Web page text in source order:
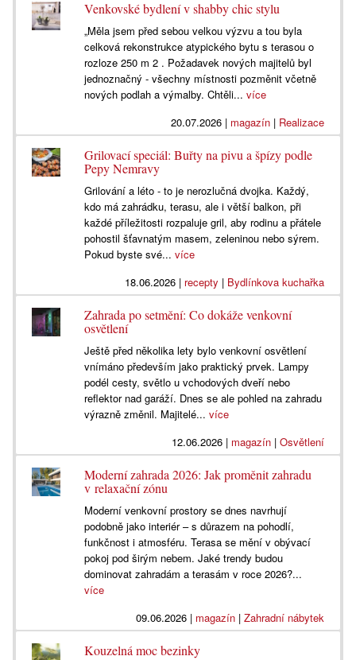
Venkovské bydlení v shabby chic stylu
„Měla jsem před sebou velkou výzvu a tou byla
celková rekonstrukce atypického bytu s terasou o
rozloze 250 m 2 . Požadavek nových majitelů byl
jednoznačný - všechny místnosti pozměnit včetně
nových podlah a výmalby. Chtěli...více
20.07.2026| magazín| Realizace
Grilovací speciál: Buřty na pivu a špízy podle
Pepy Nemravy
Grilování a léto - to je nerozlučná dvojka. Každý,
kdo má zahrádku, terasu, ale i větší balkon, při
každé příležitosti rozpaluje gril, aby rodinu a přátele
pohostil šťavnatým masem, zeleninou nebo sýrem.
Pokud byste své...více
18.06.2026| recepty | Bydlínkova kuchařka
Zahrada po setmění: Co dokáže venkovní
osvětlení
Ještě před několika lety bylo venkovní osvětlení
vnímáno především jako praktický prvek. Lampy
podél cesty, světlo u vchodových dveří nebo
reflektor nad garáží. Dnes se ale pohled na zahradu
výrazně změnil. Majitelé...více
12.06.2026| magazín| Osvětlení
Moderní zahrada 2026: Jak proměnit zahradu
v relaxační zónu
Moderní venkovní prostory se dnes navrhují
podobně jako interiér – s důrazem na pohodlí,
funkčnost i atmosféru. Terasa se mění v obývací
pokoj pod širým nebem. Jaké trendy budou
dominovat zahradám a terasám v roce 2026?...
více
09.06.2026| magazín| Zahradní nábytek
Kouzelná moc bezinky